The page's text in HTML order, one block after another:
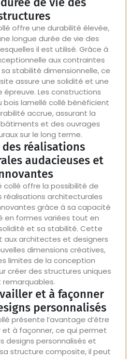
offre une durabilité élevée,
longue durée de vie des
il est utilisé. Grâce à
aux contraintes
stabilité dimensionnelle, ce
assure une solidité et une
Les constructions
bois lamellé collé bénéficient
accrue, assurant la
et des ouvrages
sur le long terme.
des réalisations
audacieuses et
collé offre la possibilité de
réalisations architecturales
grâce à sa capacité
en formes variées tout en
et sa stabilité. Cette
architectes et designers
dimensions créatives,
limites de la conception
créer des structures uniques
remarquables.
et à façonner
personnalisés
présente l’avantage d’être
et à façonner, ce qui permet
designs personnalisés et
structure composite, il peut